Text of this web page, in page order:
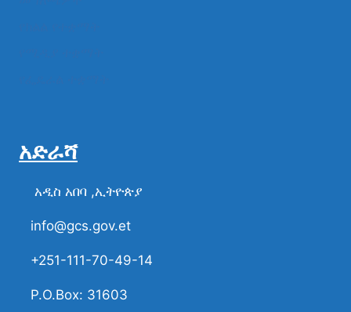
አድራሻ
አዲስ አበባ ,ኢትዮጵያ
info@gcs.gov.et
+251-111-70-49-14
P.O.Box: 31603